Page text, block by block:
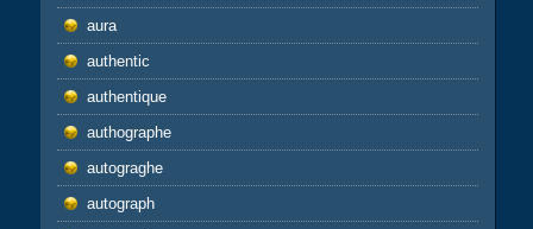
aura
authentic
authentique
authographe
autograghe
autograph